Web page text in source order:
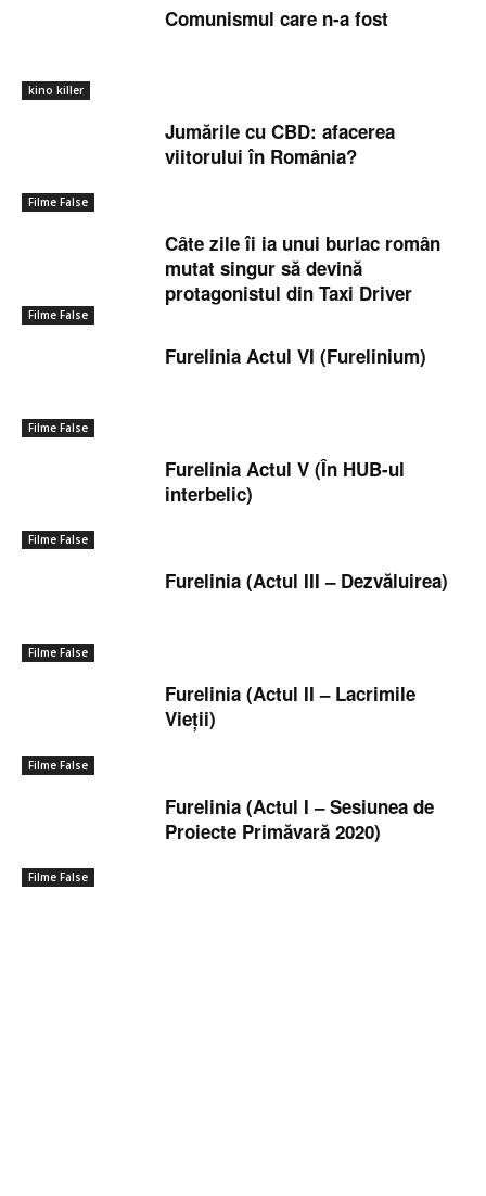
kino killer
Comunismul care n-a fost
Filme False
Jumările cu CBD: afacerea
viitorului în România?
Filme False
Câte zile îi ia unui burlac român
mutat singur să devină
protagonistul din Taxi Driver
Filme False
Furelinia Actul VI (Furelinium)
Filme False
Furelinia Actul V (În HUB-ul
interbelic)
Filme False
Furelinia (Actul III – Dezvăluirea)
Filme False
Furelinia (Actul II – Lacrimile
Vieții)
Filme False
Furelinia (Actul I – Sesiunea de
Proiecte Primăvară 2020)